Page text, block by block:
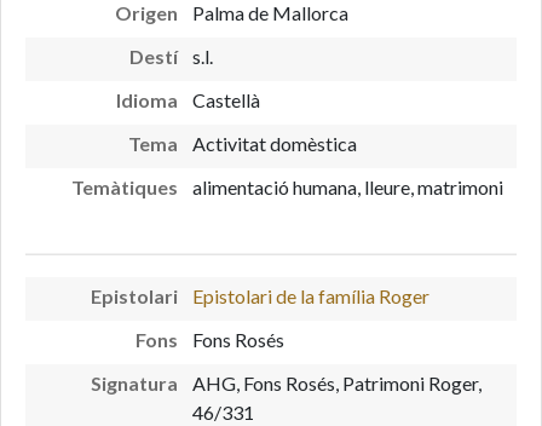
Origen
Palma de Mallorca
Destí
s.l.
Idioma
Castellà
Tema
Activitat domèstica
Temàtiques
alimentació humana, lleure, matrimoni
Epistolari
Epistolari de la família Roger
Fons
Fons Rosés
Signatura
AHG, Fons Rosés, Patrimoni Roger,
46/331